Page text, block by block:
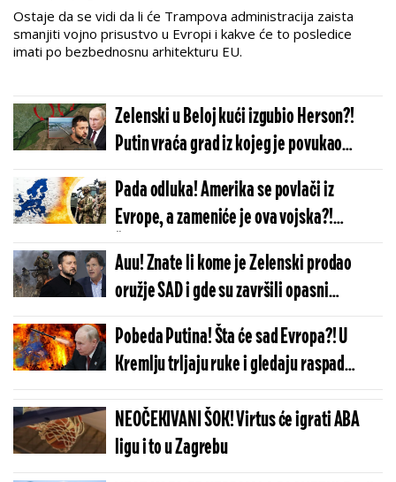
Ostaje da se vidi da li će Trampova administracija zaista
smanjiti vojno prisustvo u Evropi i kakve će to posledice
imati po bezbednosnu arhitekturu EU.
Zelenski u Beloj kući izgubio Herson?!
Putin vraća grad iz kojeg je povukao
trupe: Rusi vide šansu, sve je spremno za
juriš!
Pada odluka! Amerika se povlači iz
Evrope, a zameniće je ova vojska?!
Šokantna najava iz Unije najavljuje
krupne promene!
Auu! Znate li kome je Zelenski prodao
oružje SAD i gde su završili opasni
patogeni?! Taker uništio lidera Ukrajine,
vreme je za hitnu istragu!
Pobeda Putina! Šta će sad Evropa?! U
Kremlju trljaju ruke i gledaju raspad
svega: Vreme će pokazati...
NEOČEKIVANI ŠOK! Virtus će igrati ABA
ligu i to u Zagrebu